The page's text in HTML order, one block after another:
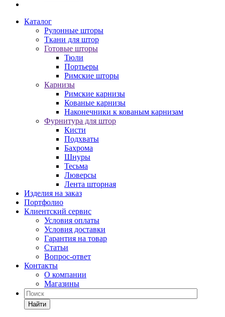
Каталог
Рулонные шторы
Ткани для штор
Готовые шторы
Тюли
Портьеры
Римские шторы
Карнизы
Римские карнизы
Кованые карнизы
Наконечники к кованым карнизам
Фурнитура для штор
Кисти
Подхваты
Бахрома
Шнуры
Тесьма
Люверсы
Лента шторная
Изделия на заказ
Портфолио
Клиентский сервис
Условия оплаты
Условия доставки
Гарантия на товар
Статьи
Вопрос-ответ
Контакты
О компании
Магазины
Найти